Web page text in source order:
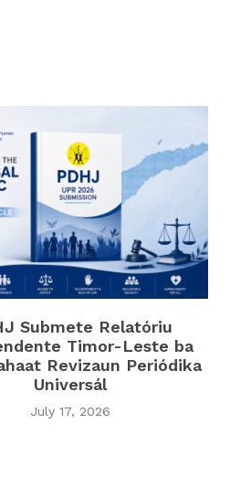
Submete Relatóriu
Timor-Leste ba
Revizaun Periódika
Universál
July 17, 2026